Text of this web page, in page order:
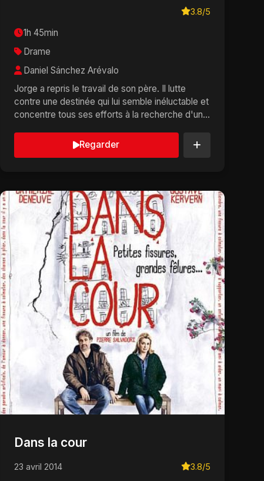
3.8/5
1h 45min
Drame
Daniel Sánchez Arévalo
Jorge a repris le travail de son père. Il lutte
contre une destinée qui lui semble inéluctable et
concentre tous ses efforts à la recherche d'un
Regarder
Dans la cour
23 avril 2014 3.8/5